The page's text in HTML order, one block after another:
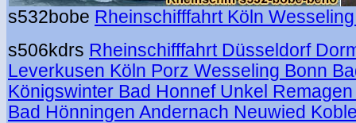
s532bobe Rheinschifffahrt Köln
s506kdrs Rheinschifffahrt Düsseldorf
Leverkusen Köln Porz Wesseling Bonn
Königswinter Bad Honnef Unkel
Bad Hönningen Andernach Neuwied